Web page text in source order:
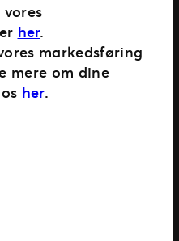
her.
markedsføring
mere om dine
her.